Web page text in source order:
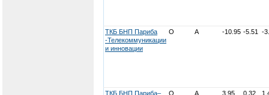
ТКБ БНП Париба
-Телекоммуникации
и инновации
О А -10.95 -5.51 -
ТКБ БНП Париба–
О А 3.95 0.32